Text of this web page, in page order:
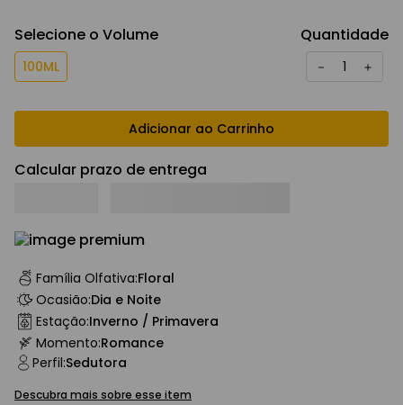
Selecione o Volume
100ML
Quantidade
＋
－
Adicionar ao Carrinho
Calcular prazo de entrega
Família Olfativa:Floral
Ocasião:Dia e Noite
Estação:Inverno / Primavera
Momento:Romance
Perfil:Sedutora
Descubra mais sobre esse item